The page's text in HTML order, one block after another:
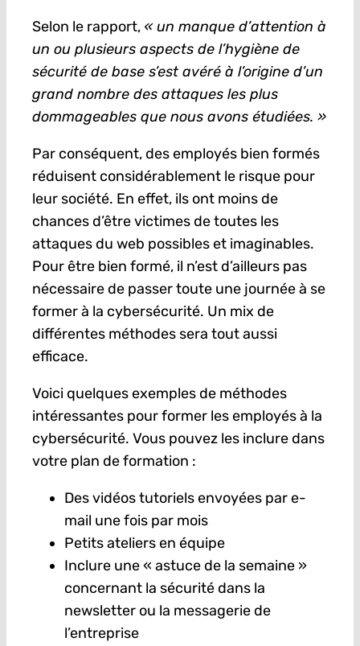
Selon le rapport, « un manque d’attention à
un ou plusieurs aspects de l’hygiène de
sécurité de base s’est avéré à l’origine d’un
grand nombre des attaques les plus
dommageables que nous avons étudiées. »
Par conséquent, des employés bien formés
réduisent considérablement le risque pour
leur société. En effet, ils ont moins de
chances d’être victimes de toutes les
attaques du web possibles et imaginables.
Pour être bien formé, il n’est d’ailleurs pas
nécessaire de passer toute une journée à se
former à la cybersécurité. Un mix de
différentes méthodes sera tout aussi
efficace.
Voici quelques exemples de méthodes
intéressantes pour former les employés à la
cybersécurité. Vous pouvez les inclure dans
votre plan de formation :
Des vidéos tutoriels envoyées par e-
mail une fois par mois
Petits ateliers en équipe
Inclure une « astuce de la semaine »
concernant la sécurité dans la
newsletter ou la messagerie de
l’entreprise